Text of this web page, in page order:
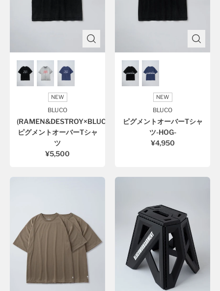
NEW
BLUCO
(RAMEN&DESTROY×BLUCO)
ピグメントオーバーTシャ
ツ
¥5,500
NEW
BLUCO
ピグメントオーバーTシャ
ツ-HOG-
¥4,950